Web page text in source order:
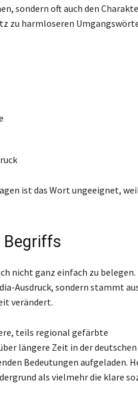
sondern oft auch den
zu harmloseren
ist das Wort ungeeignet,
Begriffs
nicht ganz einfach zu belegen.
Ausdruck, sondern stammt
verändert.
teils regional gefärbte
längere Zeit in der deutschen
Bedeutungen aufgeladen.
als vielmehr die klare